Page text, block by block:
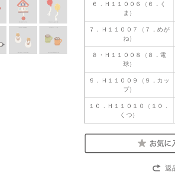
６．Ｈ１１００６（６．く
ま）
７．Ｈ１１００７（７．めが
ね）
８・Ｈ１１００８（８．電
球）
９．Ｈ１１００９（９．カッ
プ）
１０．Ｈ１１０１０（１０．
くつ）
返